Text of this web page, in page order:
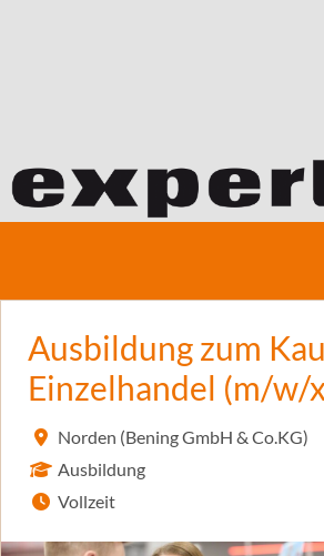
Ausbildung zum
Einzelhandel (m/w/
Norden (Bening GmbH & Co.KG)
Ausbildung
Vollzeit